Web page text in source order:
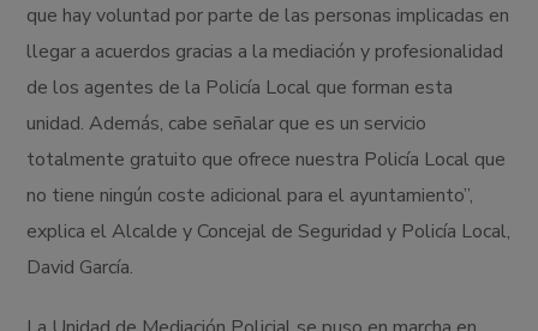
que hay voluntad por parte de las personas implicadas en
llegar a acuerdos gracias a la mediación y profesionalidad
de los agentes de la Policía Local que forman esta
unidad. Además, cabe señalar que es un servicio
totalmente gratuito que ofrece nuestra Policía Local que
no tiene ningún coste adicional para el ayuntamiento”,
explica el Alcalde y Concejal de Seguridad y Policía Local,
David García.